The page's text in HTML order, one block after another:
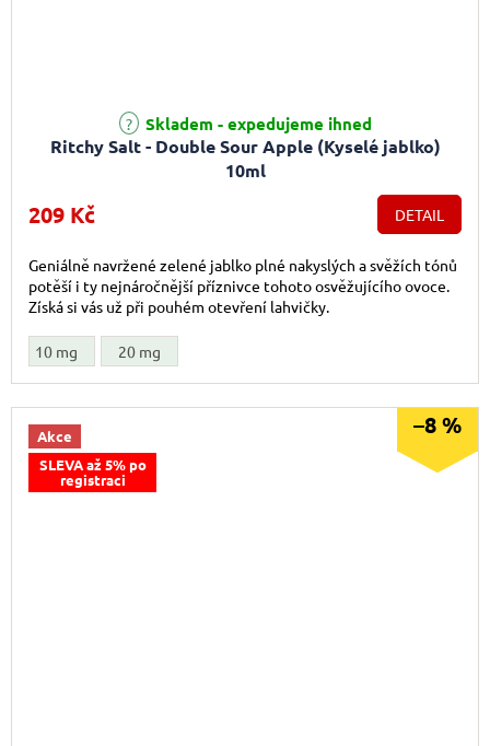
Ritchy Salt - Double Sour Apple (Kyselé jablko)
10ml
Průměrné hodnocení produktu je 4,0 z 5 hvězdiček.
Skladem - expedujeme ihned
209 Kč DETAIL
Geniálně navržené zelené jablko plné nakyslých a svěžích tónů
potěší i ty nejnáročnější příznivce tohoto osvěžujícího ovoce.
Získá si vás už při pouhém otevření lahvičky.
10 mg 20 mg
Akce
SLEVA až 5% po
registraci
–8 %